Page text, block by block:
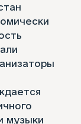
музыки